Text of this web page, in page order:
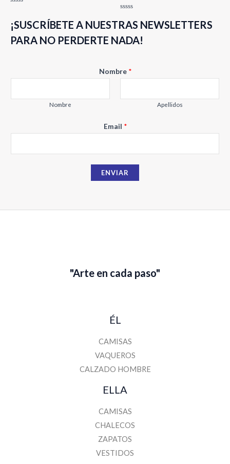
0
de
con
0
5
¡SUSCRÍBETE A NUESTRAS NEWSLETTERS
PARA NO PERDERTE NADA!
Nombre *
Nombre Apellidos
o
r
m
Email *
ENVIAR
"Arte en cada paso"
ÉL
CAMISAS
VAQUEROS
CALZADO HOMBRE
ELLA
CAMISAS
CHALECOS
ZAPATOS
VESTIDOS